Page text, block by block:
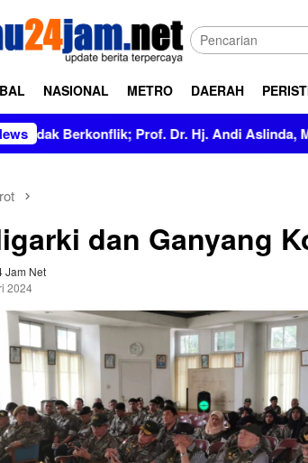
NASIONAL METRO DAERAH
Prof. Dr. Hj. Andi Aslinda, M.Si Mendapat
dan Ganyang
Jam Net
2024